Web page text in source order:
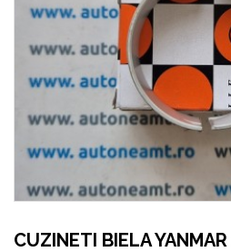
CUZINETI BIELA